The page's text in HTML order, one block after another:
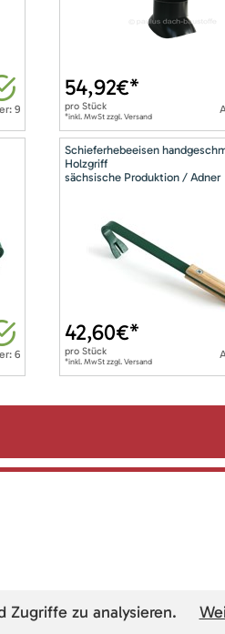
9
54,92€*
pro Stück
*inkl. MwSt zzgl. Versand
6
Schieferhebeeisen
Holzgriff
sächsische Produktion / Adner
42,60€*
pro Stück
*inkl. MwSt zzgl. Versand
Zugriffe zu analysieren.